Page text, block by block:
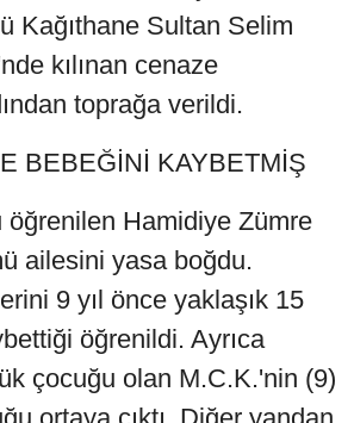
Kağıthane Sultan Selim
kılınan cenaze
toprağa verildi.
BEBEĞİNİ KAYBETMİŞ
öğrenilen Hamidiye Zümre
ailesini yasa boğdu.
9 yıl önce yaklaşık 15
öğrenildi. Ayrıca
çocuğu olan M.C.K.'nin (9)